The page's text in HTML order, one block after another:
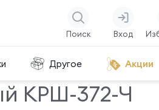
Поиск Вход
Другое Акции
КРШ-372-Ч